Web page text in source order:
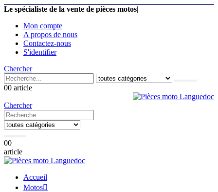
Le spécialiste de la vente de pièces motos|
Mon compte
A propos de nous
Contactez-nous
S'identifier
Chercher
00 article
Chercher
00
article
Accueil
Motos